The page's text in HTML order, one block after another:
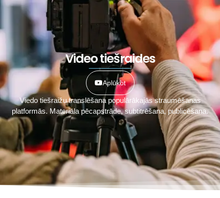
Video tiešraides
Aplūkot
Viedo tiešraižu translēšana populārākajās straumēšanas
platformās. Materiāla pēcapstrāde, subtitrēšana, publicēšana.